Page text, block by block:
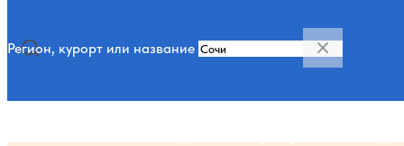
Регион, курорт или название